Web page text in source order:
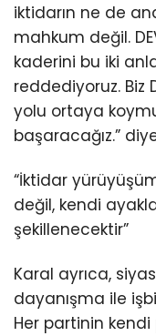
iktidarın ne de
mahkum değil.
kaderini bu iki
reddediyoruz. Biz
yolu ortaya
başaracağız.”
“İktidar
değil, kendi
şekillenecektir”
Karal ayrıca,
dayanışma ile
Her partinin kendi